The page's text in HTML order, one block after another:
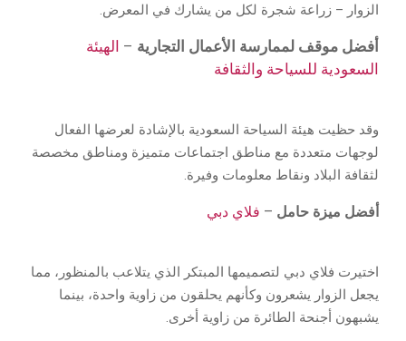
الزوار – زراعة شجرة لكل من يشارك في المعرض.
أفضل موقف لممارسة الأعمال التجارية – الهيئة
السعودية للسياحة والثقافة
وقد حظيت هيئة السياحة السعودية بالإشادة لعرضها الفعال
لوجهات متعددة مع مناطق اجتماعات متميزة ومناطق مخصصة
لثقافة البلاد ونقاط معلومات وفيرة.
أفضل ميزة حامل – فلاي دبي
اختيرت فلاي دبي لتصميمها المبتكر الذي يتلاعب بالمنظور، مما
يجعل الزوار يشعرون وكأنهم يحلقون من زاوية واحدة، بينما
يشبهون أجنحة الطائرة من زاوية أخرى.